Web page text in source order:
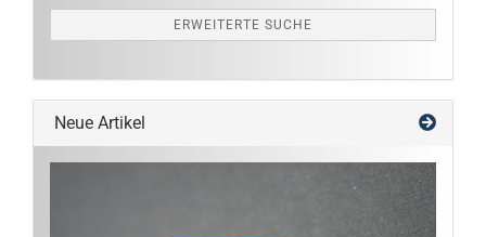
ERWEITERTE SUCHE
Neue Artikel